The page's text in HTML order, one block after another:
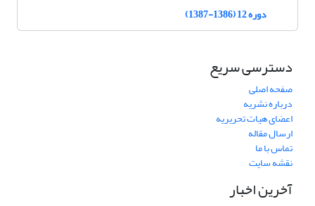
دوره 12 (1386-1387)
دسترسی سریع
صفحه اصلی
درباره نشریه
اعضای هیات تحریریه
ارسال مقاله
تماس با ما
نقشه سایت
آخرین اخبار